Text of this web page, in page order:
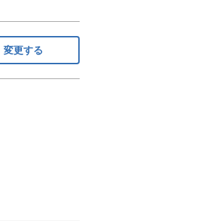
変更する